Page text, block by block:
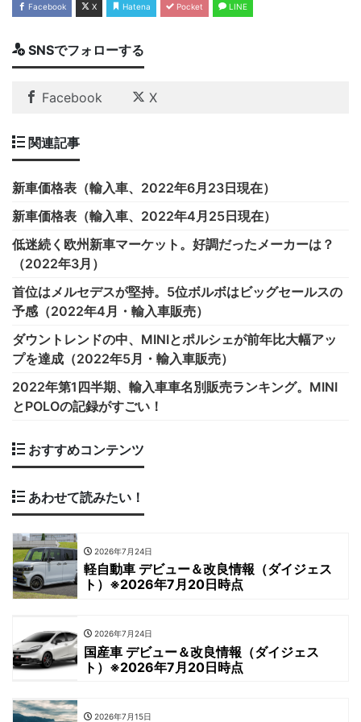
Facebook X Hatena Pocket LINE
SNSでフォローする
Facebook X
関連記事
新車価格表（輸入車、2022年6月23日現在）
新車価格表（輸入車、2022年4月25日現在）
低迷続く欧州新車マーケット。好調だったメーカーは？
（2022年3月）
首位はメルセデスが堅持。5位ボルボはビッグセールスの
予感（2022年4月・輸入車販売）
ダウントレンドの中、MINIとポルシェが前年比大幅アッ
プを達成（2022年5月・輸入車販売）
2022年第1四半期、輸入車車名別販売ランキング。MINI
とPOLOの記録がすごい！
おすすめコンテンツ
あわせて読みたい！
2026年7月24日
軽自動車 デビュー＆改良情報（ダイジェス
ト）※2026年7月20日時点
2026年7月24日
国産車 デビュー＆改良情報（ダイジェス
ト）※2026年7月20日時点
2026年7月15日